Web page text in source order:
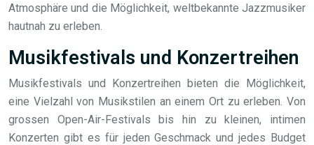
Atmosphäre und die Möglichkeit, weltbekannte Jazzmusiker
hautnah zu erleben.
Musikfestivals und Konzertreihen
Musikfestivals und Konzertreihen bieten die Möglichkeit,
eine Vielzahl von Musikstilen an einem Ort zu erleben. Von
grossen Open-Air-Festivals bis hin zu kleinen, intimen
Konzerten gibt es für jeden Geschmack und jedes Budget